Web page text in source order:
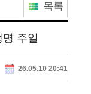
목록
주일
26.05.10 20:41